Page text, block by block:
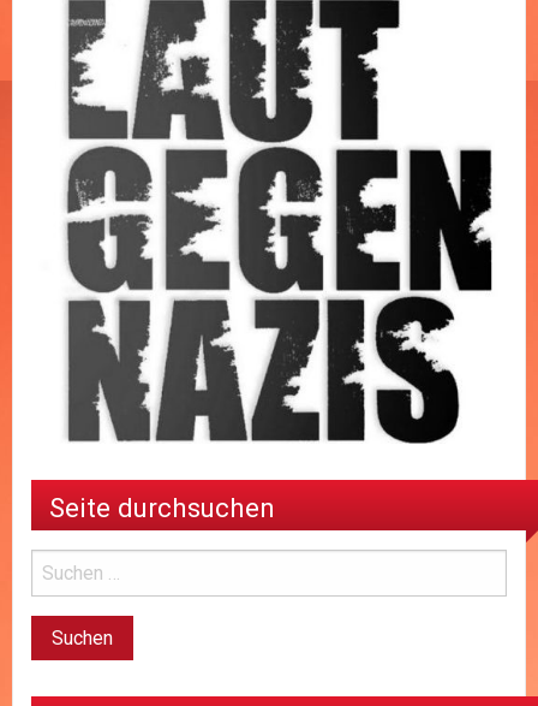
Seite durchsuchen